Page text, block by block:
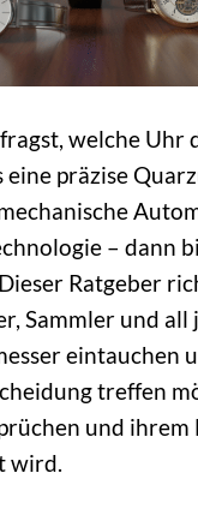
welche Uhr
eine präzise
– dann
Ratgeber
Sammler und all
eintauchen
treffen
und ihrem
wird.